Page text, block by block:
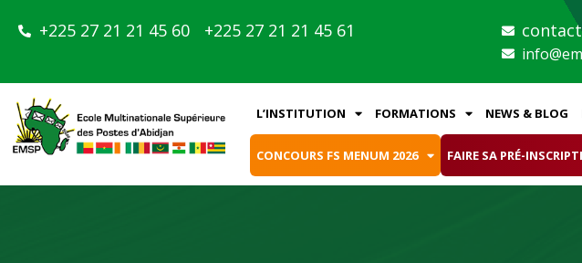
+225 27 21 21 45 60 +225 27 21 21 45 61
L’INSTITUTION FORMATIONS NEWS & BLOG
CONCOURS FS MENUM 2026 FAIRE SA PRÉ-